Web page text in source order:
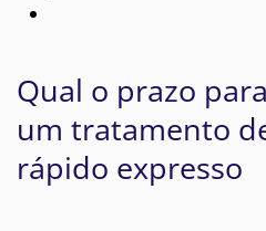
Qual o prazo
um tratamento
rápido expresso